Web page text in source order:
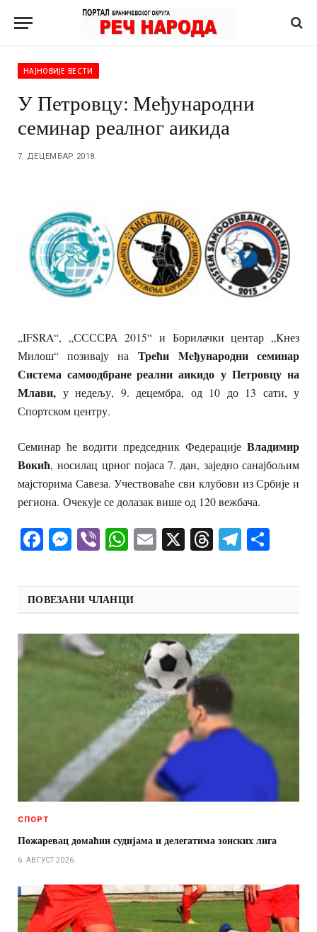
НАЈНОВИЈЕ ВЕСТИ
У Петровцу: Међународни
семинар реалног аикида
7. ДЕЦЕМБАР 2018.
„IFSRA“, „ССССРА 2015“ и Борилачки центар „Kнез
Милош“ позивају на
Трећи Meђународни семинар
Система самоодбране реални аикидо уПетровцу на
Млави, у недељу, 9. децембра, од 10 до 13 сати, у
Спортском центру.
Семинар ће водити председник Федерације Владимир
Вокић,носилац црног појаса 7. дан, заједносанајбољим
мајсторима Савеза. Учествоваће сви клубови из Србије и
региона. Очекује се долазак више од 120 вежбача.
Facebook
Messenger
ViberWhatsApp
Email
X Threads
ПОВЕЗАНИ ЧЛАНЦИ
СПОРТ
Пожаревац домаћин судијама и делегатима зонских лига
6. АВГУСТ 2026.